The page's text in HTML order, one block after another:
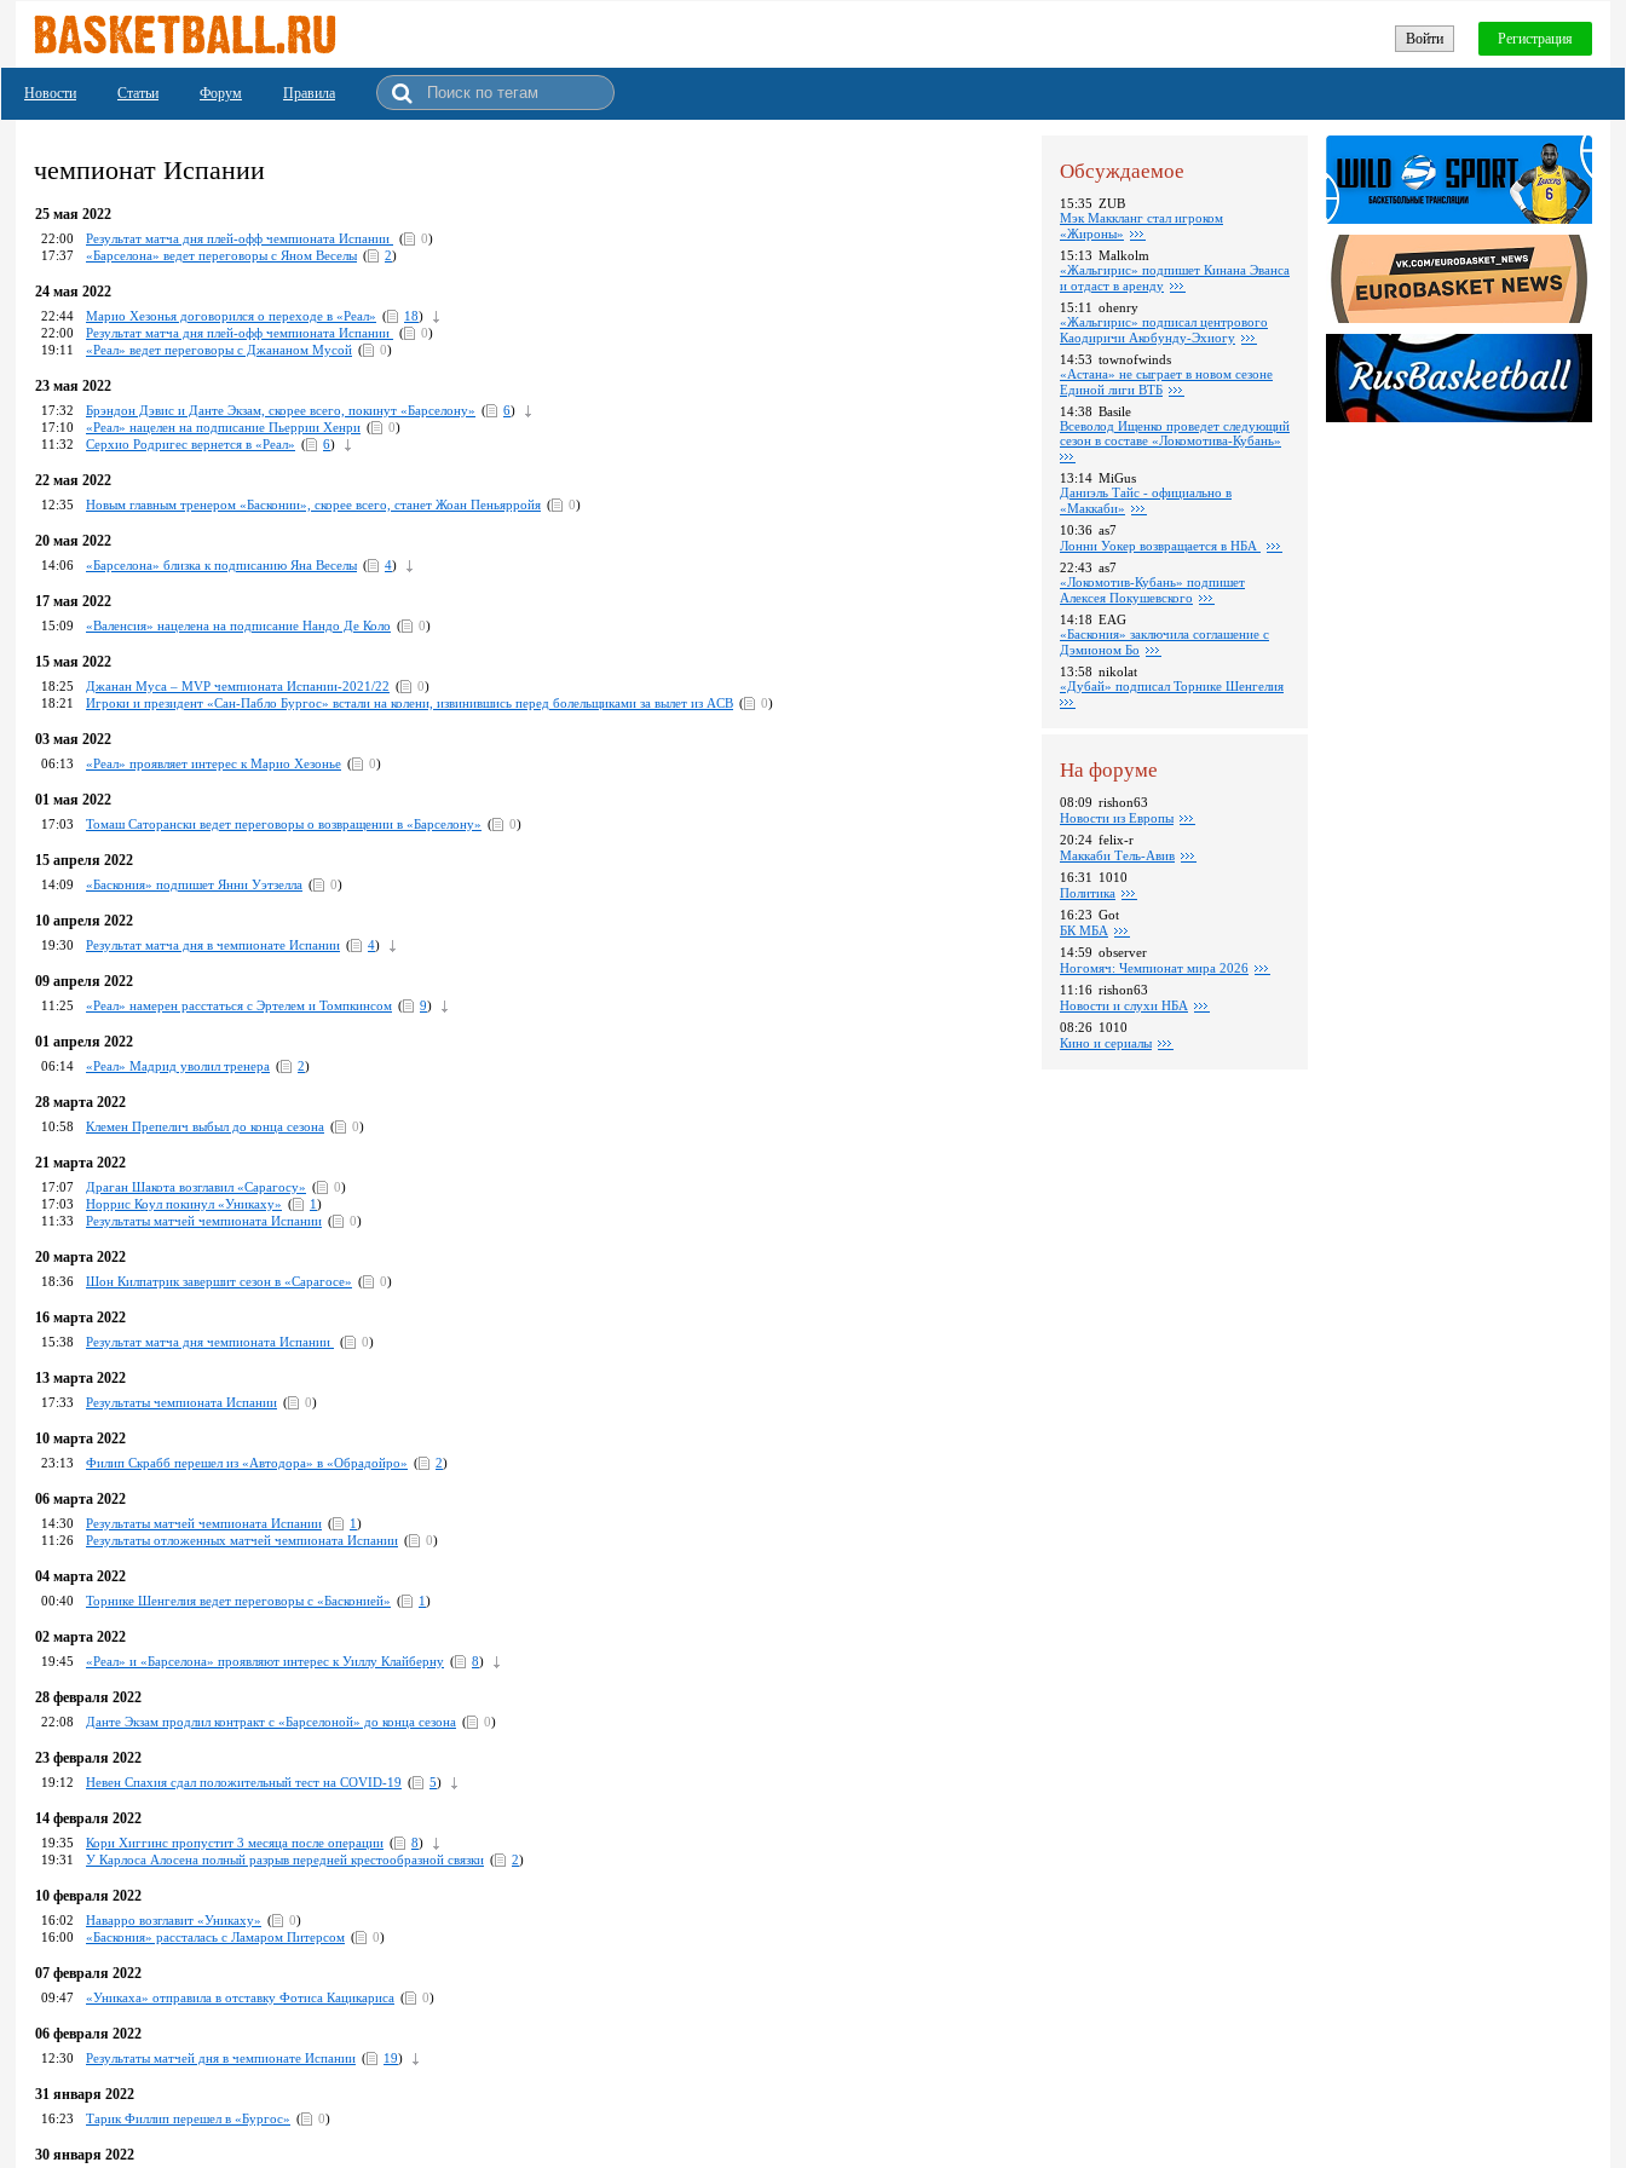
Войти Регистрация
Новости Статьи Форум Правила
чемпионат Испании
25 мая 2022
22:00 Результат матча дня плей-офф чемпионата Испании ( 0)
17:37
«Барселона» ведет переговоры с Яном Веселы ( 2)
24 мая 2022
22:44 Марио Хезонья договорился о переходе в «Реал» ( 18)
22:00
Результат матча дня плей-офф чемпионата Испании ( 0)
19:11
«Реал» ведет переговоры с Джананом Мусой ( 0)
23 мая 2022
17:32 Брэндон Дэвис и Данте Экзам, скорее всего, покинут «Барселону» ( 6)
17:10
«Реал» нацелен на подписание Пьеррии Хенри ( 0)
11:32
Серхио Родригес вернется в «Реал» ( 6)
22 мая 2022
12:35 Новым главным тренером «Басконии», скорее всего, станет Жоан Пеньярройя ( 0)
20 мая 2022
14:06 «Барселона» близка к подписанию Яна Веселы ( 4)
17 мая 2022
15:09 «Валенсия» нацелена на подписание Нандо Де Коло ( 0)
15 мая 2022
18:25 Джанан Муса – MVP чемпионата Испании-2021/22 ( 0)
18:21
Игроки и президент «Сан-Пабло Бургос» встали на колени, извинившись перед болельщиками за вылет из ACB ( 0)
03 мая 2022
06:13 «Реал» проявляет интерес к Марио Хезонье ( 0)
01 мая 2022
17:03 Томаш Саторански ведет переговоры о возвращении в «Барселону» ( 0)
15 апреля 2022
14:09 «Баскония» подпишет Янни Уэтзелла ( 0)
10 апреля 2022
19:30 Pезультат матча дня в чемпионате Испании ( 4)
09 апреля 2022
11:25 «Реал» намерен расстаться с Эртелем и Томпкинсом ( 9)
01 апреля 2022
06:14 «Реал» Мадрид уволил тренера ( 2)
28 марта 2022
10:58 Клемен Препелич выбыл до конца сезона ( 0)
21 марта 2022
17:07 Драган Шакота возглавил «Сарагосу» ( 0)
17:03
Норрис Коул покинул «Уникаху» ( 1)
11:33
Результаты матчей чемпионата Испании ( 0)
20 марта 2022
18:36 Шон Килпатрик завершит сезон в «Сарагосе» ( 0)
16 марта 2022
15:38 Pезультат матча дня чемпионата Испании ( 0)
13 марта 2022
17:33 Pезультаты чемпионата Испании ( 0)
10 марта 2022
23:13 Филип Скрабб перешел из «Автодора» в «Обрадойро» ( 2)
06 марта 2022
14:30 Pезультаты матчей чемпионата Испании ( 1)
11:26
Результаты отложенных матчей чемпионата Испании ( 0)
04 марта 2022
00:40 Торнике Шенгелия ведет переговоры с «Басконией» ( 1)
02 марта 2022
19:45 «Реал» и «Барселона» проявляют интерес к Уиллу Клайберну ( 8)
28 февраля 2022
22:08 Данте Экзам продлил контракт с «Барселоной» до конца сезона ( 0)
23 февраля 2022
19:12 Невен Спахия сдал положительный тест на COVID-19 ( 5)
14 февраля 2022
19:35 Кори Хиггинс пропустит 3 месяца после операции ( 8)
19:31
У Карлоса Алосена полный разрыв передней крестообразной связки ( 2)
10 февраля 2022
16:02 Наварро возглавит «Уникаху» ( 0)
16:00
«Баскония» рассталась с Ламаром Питерсом ( 0)
07 февраля 2022
09:47 «Уникаха» отправила в отставку Фотиса Кацикариса ( 0)
06 февраля 2022
12:30 Pезультаты матчей дня в чемпионате Испании ( 19)
31 января 2022
16:23 Тарик Филлип перешел в «Бургос» ( 0)
30 января 2022
Обсуждаемое
15:35 ZUB
Мэк Маккланг стал игроком
«Жироны»
15:13 Malkolm
«Жальгирис» подпишет Кинана Эванса
и отдаст в аренду
15:11 ohenry
«Жальгирис» подписал центрового
Каодиричи Акобунду-Эхиогу
14:53 townofwinds
«Астана» не сыграет в новом сезоне
Единой лиги ВТБ
14:38 Basile
Всеволод Ищенко проведет следующий
сезон в составе «Локомотива-Кубань»
13:14 MiGus
Даниэль Тайс - официально в
«Маккаби»
10:36 as7
Лонни Уокер возвращается в НБА
22:43 as7
«Локомотив-Кубань» подпишет
Алексея Покушевского
14:18 EAG
«Баскония» заключила соглашение с
Дэмионом Бо
13:58 nikolat
«Дубай» подписал Торнике Шенгелия
На форуме
08:09 rishon63
Новости из Европы
20:24 felix-r
Маккаби Тель-Авив
16:31
1010
Политика
16:23 Got
БК МБА
14:59 observer
Ногомяч: Чемпионат мира 2026
11:16 rishon63
Новости и слухи НБА
08:26 1010
Кино и сериалы